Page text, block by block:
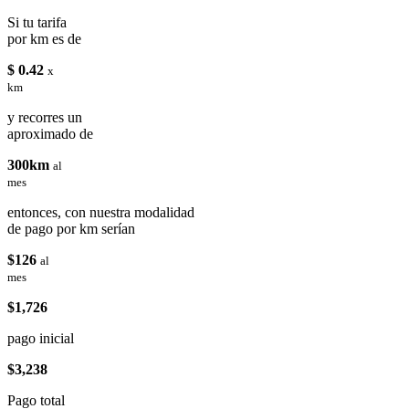
Si tu tarifa
por km es de
$ 0.42 x
km
y recorres un
aproximado de
300km al
mes
entonces, con nuestra modalidad
de pago por km serían
$126 al
mes
$1,726
pago inicial
$3,238
Pago total